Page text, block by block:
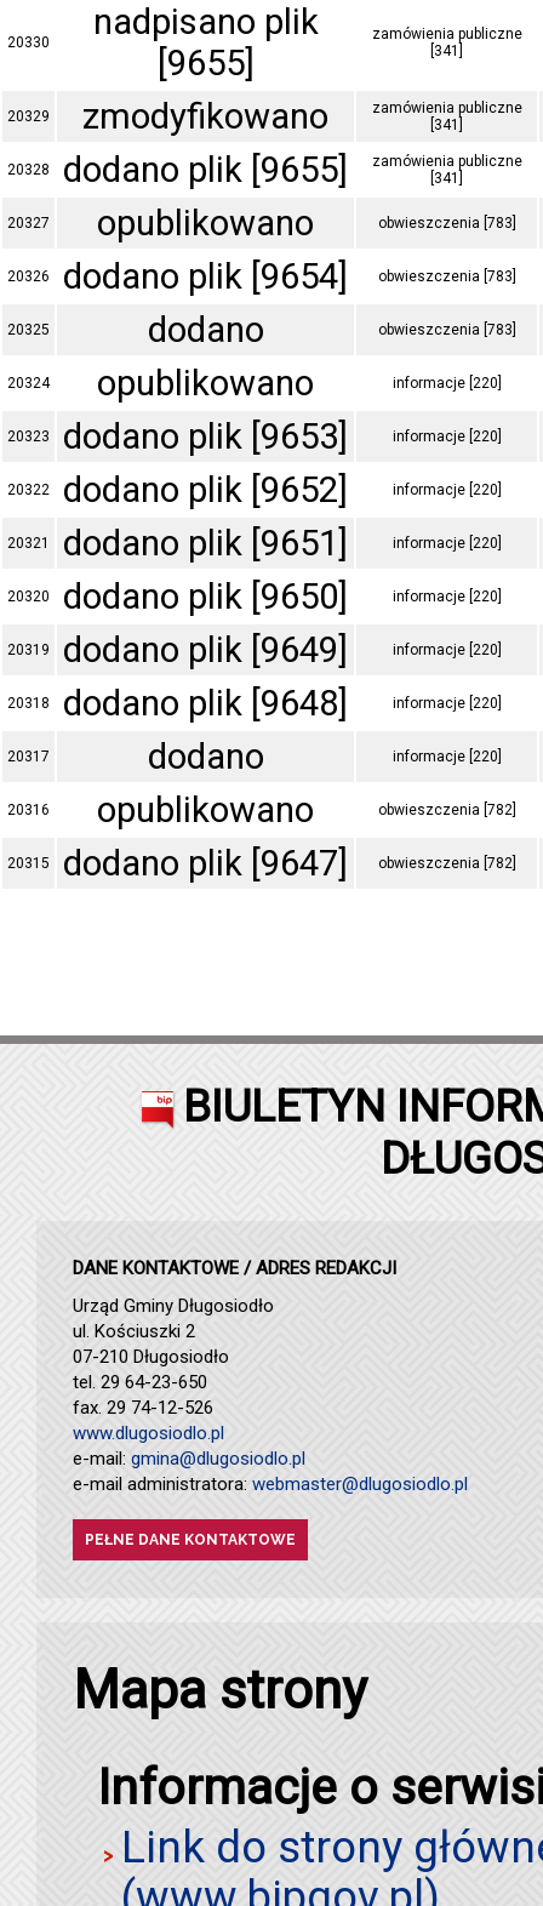
20330
nadpisano plik
[9655]
zamówienia publiczne
[341]
20329 zmodyfikowano
zamówienia publiczne
[341]
20328 dodano plik [9655]
zamówienia publiczne
[341]
20327 opublikowano obwieszczenia [783]
20326 dodano plik [9654] obwieszczenia [783]
20325 dodano obwieszczenia [783]
20324 opublikowano informacje [220]
20323 dodano plik [9653] informacje [220]
20322 dodano plik [9652] informacje [220]
20321 dodano plik [9651] informacje [220]
20320 dodano plik [9650] informacje [220]
20319 dodano plik [9649] informacje [220]
20318 dodano plik [9648] informacje [220]
20317 dodano informacje [220]
20316 opublikowano obwieszczenia [782]
20315 dodano plik [9647] obwieszczenia [782]
BIULETYN
DANE KONTAKTOWE / ADRES REDAKCJI
Urząd Gminy Długosiodło
ul. Kościuszki 2
07-210 Długosiodło
tel. 29 64-23-650
fax. 29 74-12-526
www.dlugosiodlo.pl
e-mail: gmina@dlugosiodlo.pl
e-mail administratora: webmaster@dlugosiodlo.pl
PEŁNE DANE KONTAKTOWE
Mapa strony
Informacje o
Link do strony